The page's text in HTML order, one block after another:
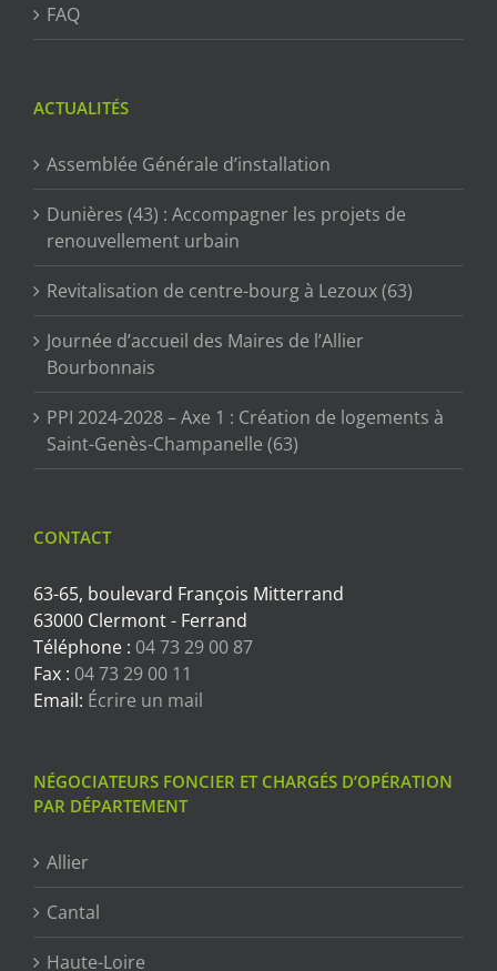
FAQ
ACTUALITÉS
Assemblée Générale d’installation
Dunières (43) : Accompagner les projets de
renouvellement urbain
Revitalisation de centre-bourg à Lezoux (63)
Journée d’accueil des Maires de l’Allier
Bourbonnais
PPI 2024-2028 – Axe 1 : Création de logements à
Saint-Genès-Champanelle (63)
CONTACT
63-65, boulevard François Mitterrand
63000 Clermont - Ferrand
Téléphone : 04 73 29 00 87
Fax : 04 73 29 00 11
Email: Écrire un mail
NÉGOCIATEURS FONCIER ET CHARGÉS D’OPÉRATION
PAR DÉPARTEMENT
Allier
Cantal
Haute-Loire